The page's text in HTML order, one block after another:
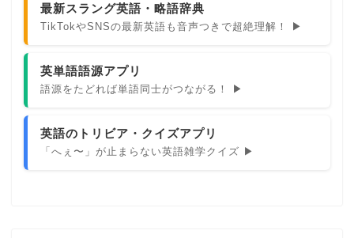
最新スラング英語・略語辞典
TikTokやSNSの最新英語も音声つきで超絶理解！ ▶
英単語語源アプリ
語源をたどれば単語同士がつながる！ ▶
英語のトリビア・クイズアプリ
「へぇ〜」が止まらない英語雑学クイズ ▶